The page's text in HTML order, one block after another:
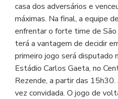
casa dos adversários e
máximas. Na final, a equipe
enfrentar o forte time de
terá a vantagem de decidir
primeiro jogo será disputado
Estádio Carlos Gaeta, no
Rezende, a partir das
vez convidada. O jogo de